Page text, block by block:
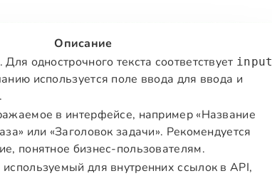
Описание
однострочного текста соответствует input
используется поле ввода для ввода и
в интерфейсе, например «Название
или «Заголовок задачи». Рекомендуется
понятное бизнес-пользователям.
для внутренних ссылок в API,